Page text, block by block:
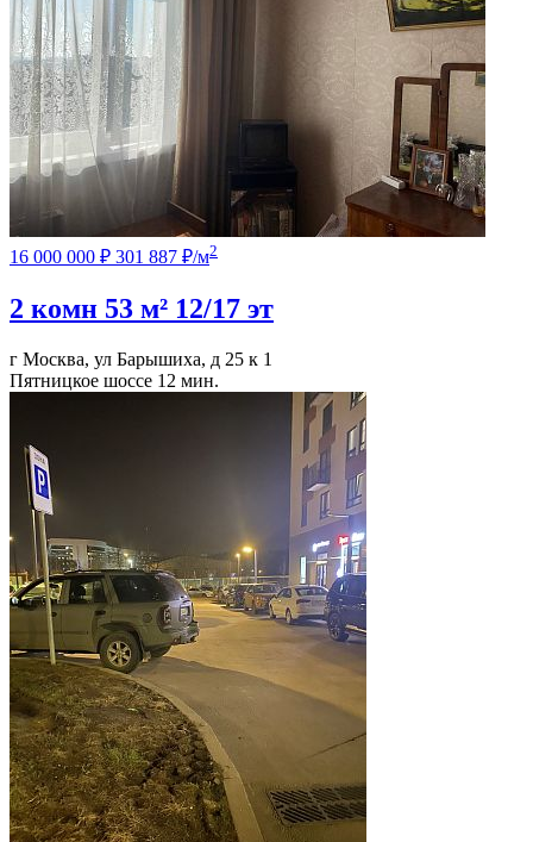
16 000 000 ₽ 301 887 ₽/м2
2 комн 53 м² 12/17 эт
г Москва, ул Барышиха, д 25 к 1
Пятницкое шоссе 12 мин.